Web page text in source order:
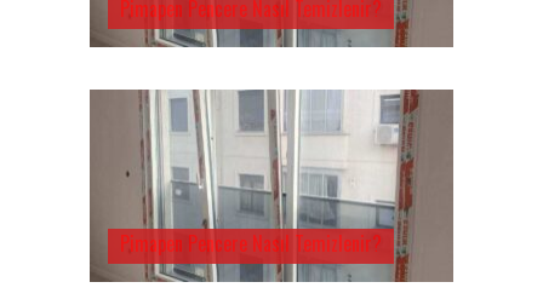
Pimapen Pencere Nasıl Temizlenir?
Pimapen Pencere Nasıl Temizlenir?